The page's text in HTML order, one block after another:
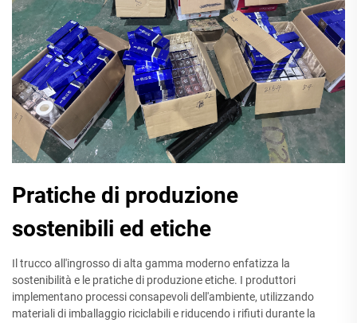
Pratiche di produzione
sostenibili ed etiche
Il trucco all'ingrosso di alta gamma moderno enfatizza la
sostenibilità e le pratiche di produzione etiche. I produttori
implementano processi consapevoli dell'ambiente, utilizzando
materiali di imballaggio riciclabili e riducendo i rifiuti durante la